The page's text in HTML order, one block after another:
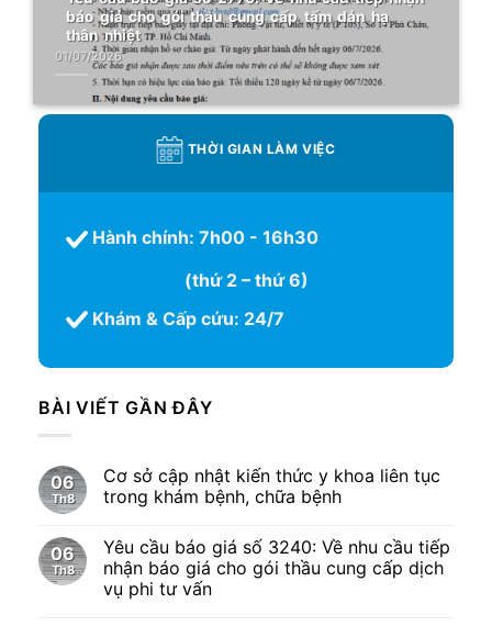
báo giá cho gói thầu cung cấp tấm dán hạ
thân nhiệt
01/07/2026
THỜI GIAN LÀM VIỆC
Hành chính: 7h00 - 16h30
(thứ 2 – thứ 6)
Khám & Cấp cứu: 24/7
BÀI VIẾT GẦN ĐÂY
06
Th8
Cơ sở cập nhật kiến thức y khoa liên tục
trong khám bệnh, chữa bệnh
06
Th8
Yêu cầu báo giá số 3240: Về nhu cầu tiếp
nhận báo giá cho gói thầu cung cấp dịch
vụ phi tư vấn